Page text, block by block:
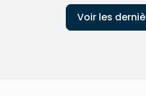
Voir les